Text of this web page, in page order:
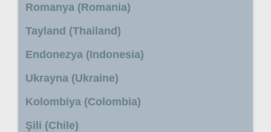
Romanya (Romania)
Tayland (Thailand)
Endonezya (Indonesia)
Ukrayna (Ukraine)
Kolombiya (Colombia)
Şili (Chile)